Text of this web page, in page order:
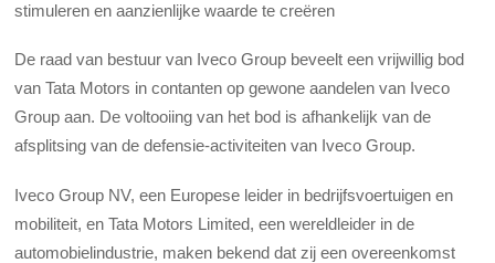
stimuleren en aanzienlijke waarde te creëren
De raad van bestuur van Iveco Group beveelt een vrijwillig bod
van Tata Motors in contanten op gewone aandelen van Iveco
Group aan. De voltooiing van het bod is afhankelijk van de
afsplitsing van de defensie-activiteiten van Iveco Group.
Iveco Group NV, een Europese leider in bedrijfsvoertuigen en
mobiliteit, en Tata Motors Limited, een wereldleider in de
automobielindustrie, maken bekend dat zij een overeenkomst